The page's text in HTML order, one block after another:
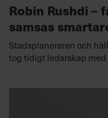
Robin Rushdi –
samsas
Stadsplaneraren och
tog tidigt ledarskap